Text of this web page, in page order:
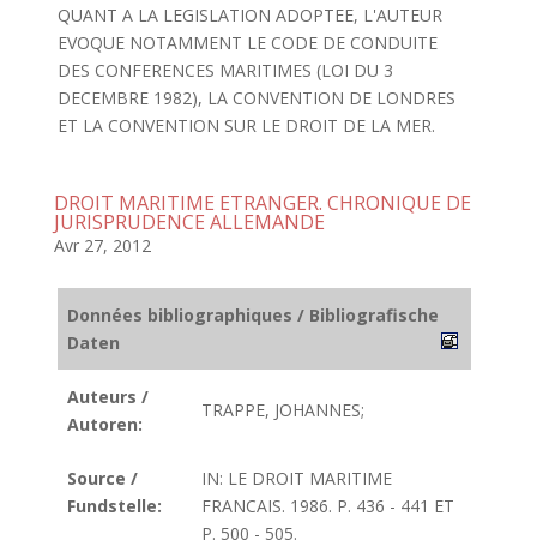
QUANT A LA LEGISLATION ADOPTEE, L'AUTEUR
EVOQUE NOTAMMENT LE CODE DE CONDUITE
DES CONFERENCES MARITIMES (LOI DU 3
DECEMBRE 1982), LA CONVENTION DE LONDRES
ET LA CONVENTION SUR LE DROIT DE LA MER.
DROIT MARITIME ETRANGER. CHRONIQUE DE
JURISPRUDENCE ALLEMANDE
Avr 27, 2012
Données bibliographiques / Bibliografische
Daten
Auteurs /
Autoren:
TRAPPE, JOHANNES;
Source /
Fundstelle:
IN: LE DROIT MARITIME
FRANCAIS. 1986. P. 436 - 441 ET
P. 500 - 505.